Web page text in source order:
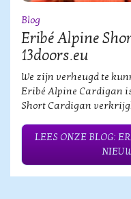
Blog
Eribé Alpine
13doors.eu
We zijn verheugd te
Eribé Alpine Cardigan
Short Cardigan
LEES ONZE BLOG: